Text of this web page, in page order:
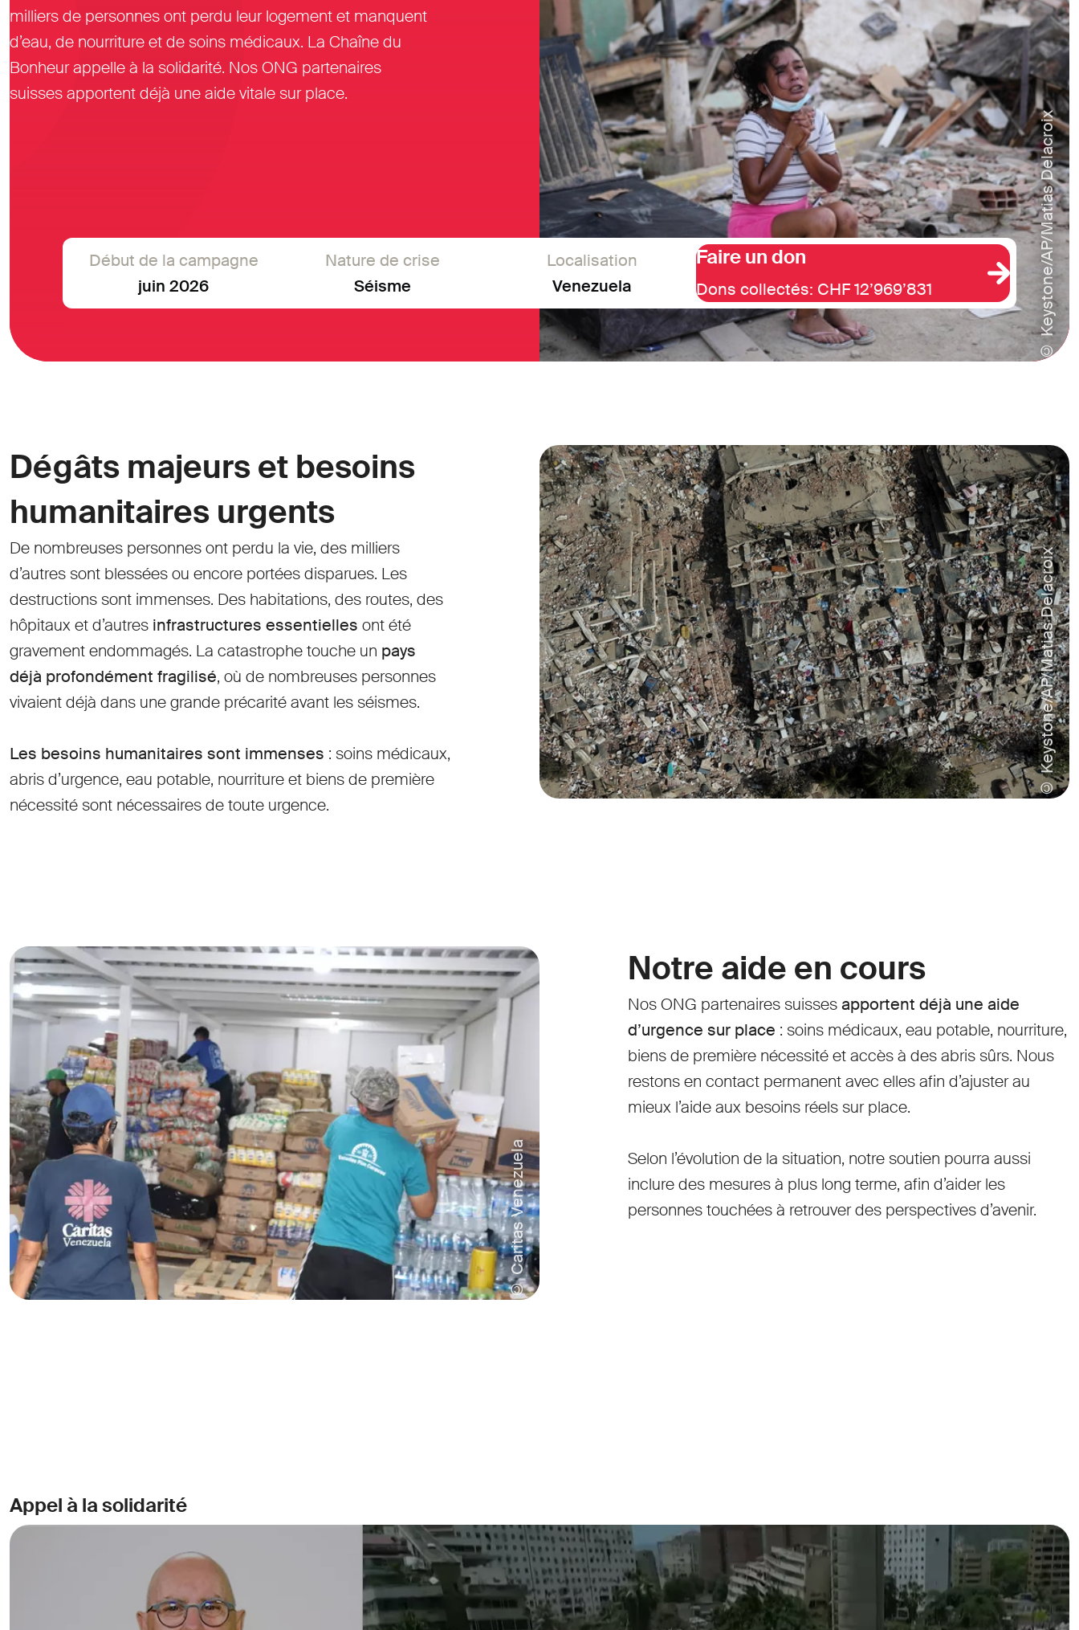
milliers de personnes ont perdu leur logement et manquent
d’eau, de nourriture et de soins médicaux. La Chaîne du
Bonheur appelle à la solidarité. Nos ONG partenaires
suisses apportent déjà une aide vitale sur place.
© Keystone/AP/Matias Delacroix
Début de la campagne
juin 2026
Nature de crise
Séisme
Localisation
Venezuela
Faire un don
Dons collectés: CHF 12’969’831
© Keystone/AP/Matias Delacroix
Dégâts majeurs et besoins
humanitaires urgents
De nombreuses personnes ont perdu la vie, des milliers
d’autres sont blessées ou encore portées disparues. Les
destructions sont immenses. Des habitations, des routes, des
hôpitaux et d’autres infrastructures essentielles ont été
gravement endommagés. La catastrophe touche un pays
déjà profondément fragilisé, où de nombreuses personnes
vivaient déjà dans une grande précarité avant les séismes.
Les besoins humanitaires sont immenses : soins médicaux,
abris d’urgence, eau potable, nourriture et biens de première
nécessité sont nécessaires de toute urgence.
© Caritas Venezuela
Notre aide en cours
Nos ONG partenaires suissesapportent déjà une aide
d’urgence sur place : soins médicaux, eau potable, nourriture,
biens de première nécessité et accès à des abris sûrs. Nous
restons en contact permanent avec elles afin d’ajuster au
mieux l’aide aux besoins réels sur place.
Selon l’évolution de la situation, notre soutien pourra aussi
inclure des mesures à plus long terme, afin d’aider les
personnes touchées à retrouver des perspectives d’avenir.
Appel à la solidarité